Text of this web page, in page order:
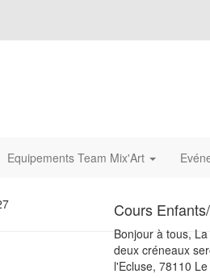
Equipements Team Mix'Art
Cours
Bonjour à tous,
deux créneaux
l'Ecluse, 78110 Le